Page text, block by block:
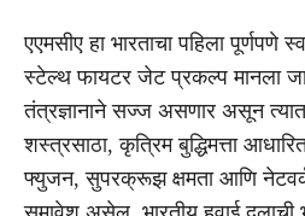
एएमसीए हा भारताचा पहिला पूर्णपणे
स्टेल्थ फायटर जेट प्रकल्प मानला
तंत्रज्ञानाने सज्ज असणार असून
शस्त्रसाठा, कृत्रिम बुद्धिमत्ता
फ्युजन, सुपरक्रूझ क्षमता आणि